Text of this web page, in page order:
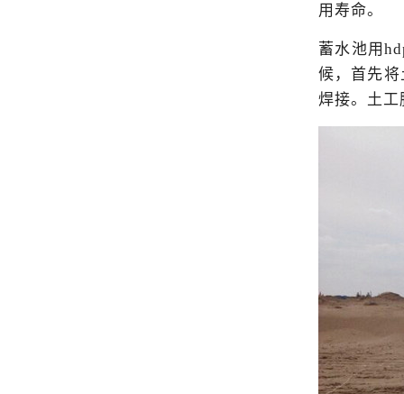
用寿命。
蓄水池用
候，首先
焊接。土